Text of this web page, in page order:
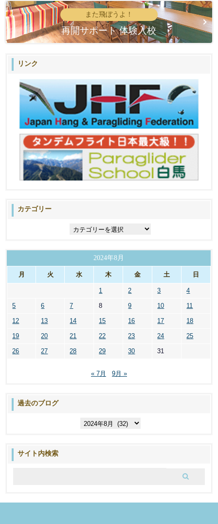
また飛ぼうよ！
再開サポート 体験入校
リンク
カテゴリー
ー
2024年8月
月 火 水 木 金 土 日
1 2 3 4
5 6 7 8 9 10 11
12 13 14 15 16 17 18
19 20 21 22 23 24 25
26 27 28 29 30 31
« 7月 9月 »
過去のブログ
サイト内検索